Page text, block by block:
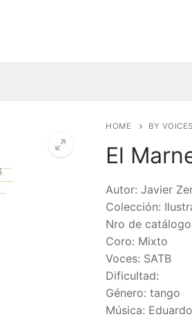
HOME BY VOICES
El
Autor: Javier
Colección:
Nro de
Coro: Mixto
Voces: SATB
Dificultad:
Género: tango
Música: